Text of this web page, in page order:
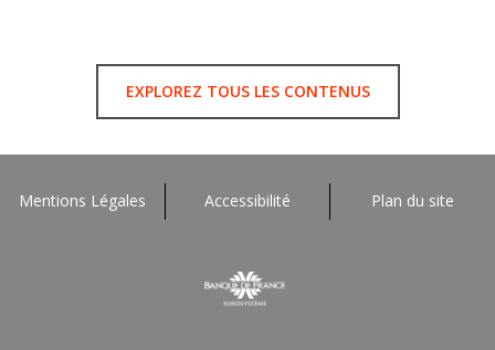
EXPLOREZ TOUS LES CONTENUS
Mentions Légales Accessibilité Plan du site